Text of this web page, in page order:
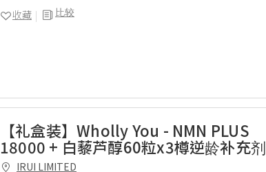
比较
收藏
【礼盒装】Wholly You - NMN PLUS
18000 + 白藜芦醇60粒x3樽逆龄补充剂
IRUI LIMITED